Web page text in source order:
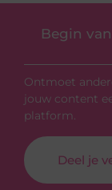
Begin
Ontmoet
jouw content
platform.
Deel je